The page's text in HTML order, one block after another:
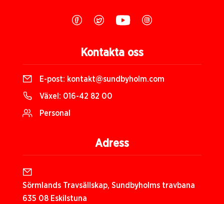
Kontakta oss
E-post: kontakt@sundbyholm.com
Växel: 016-42 82 00
Personal
Adress
Sörmlands Travsällskap, Sundbyholms travbana
635 08 Eskilstuna